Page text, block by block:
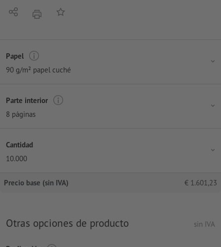
CompartirimprimirAñadir a lista de favoritos
Papel
90 g/m² papel cuché
Parte interior
8 páginas
Cantidad
10.000
Precio base (sin IVA) € 1.601,23
Otras opciones de producto sin IVA